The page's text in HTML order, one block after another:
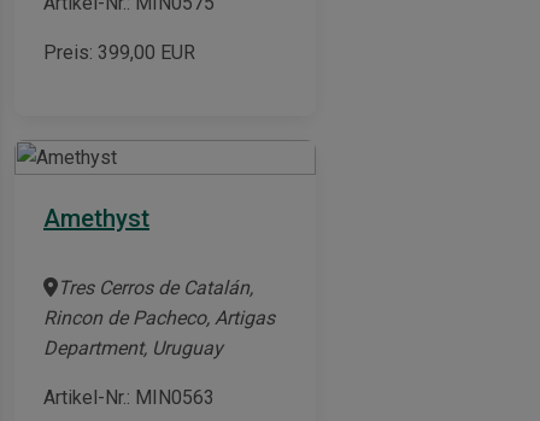
Preis: 399,00 EUR
Amethyst
Tres Cerros de Catalán,
Rincon de Pacheco, Artigas
Department, Uruguay
Artikel-Nr.: MIN0563